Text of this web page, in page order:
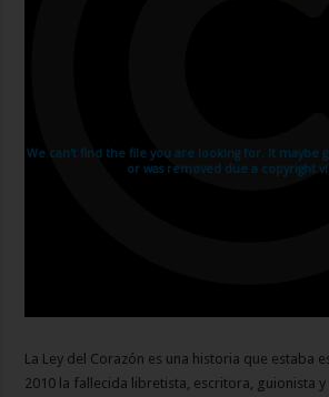
La Ley del Corazón es una historia que estaba
2010 la fallecida libretista, escritora, guionista